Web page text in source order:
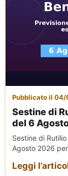
Pubblicato il
Sestine di
del 6
Sestine di
Agosto 2026
Leggi